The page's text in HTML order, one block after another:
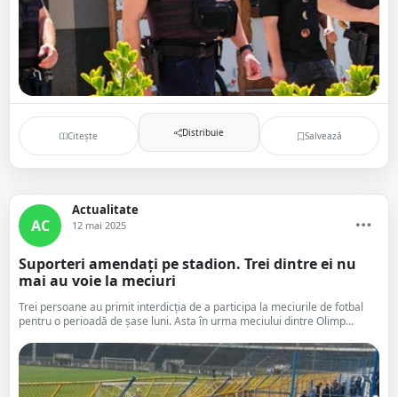
Citește Distribuie Salvează
AC
Actualitate
12 mai 2025
Suporteri amendați pe stadion. Trei dintre ei nu
mai au voie la meciuri
Trei persoane au primit interdicția de a participa la meciurile de fotbal
pentru o perioadă de șase luni. Asta în urma meciului dintre Olimp...